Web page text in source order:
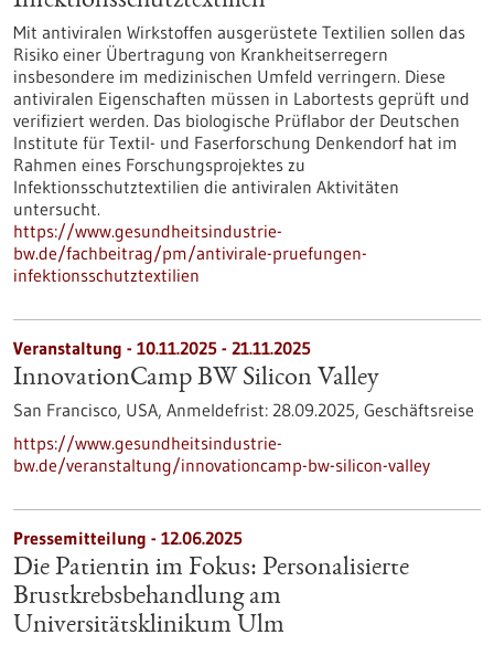
Mit antiviralen Wirkstoffen ausgerüstete Textilien sollen das
Risiko einer Übertragung von Krankheitserregern
insbesondere im medizinischen Umfeld verringern. Diese
antiviralen Eigenschaften müssen in Labortests geprüft und
verifiziert werden. Das biologische Prüflabor der Deutschen
Institute für Textil- und Faserforschung Denkendorf hat im
Rahmen eines Forschungsprojektes zu
Infektionsschutztextilien die antiviralen Aktivitäten
untersucht.
https://www.gesundheitsindustrie-
bw.de/fachbeitrag/pm/antivirale-pruefungen-
infektionsschutztextilien
Veranstaltung - 10.11.2025 - 21.11.2025
InnovationCamp BW Silicon Valley
San Francisco, USA, Anmeldefrist: 28.09.2025, Geschäftsreise
https://www.gesundheitsindustrie-
bw.de/veranstaltung/innovationcamp-bw-silicon-valley
Pressemitteilung - 12.06.2025
Die Patientin im Fokus: Personalisierte
Brustkrebsbehandlung am
Universitätsklinikum Ulm